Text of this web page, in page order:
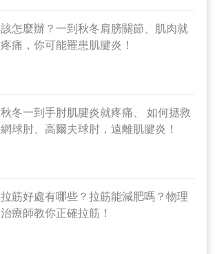
該怎麼辦？一到秋冬肩膀關節、肌肉就
疼痛，你可能罹患肌腱炎！
秋冬一到手肘肌腱炎就疼痛、 如何拯救
網球肘、高爾夫球肘，遠離肌腱炎！
拉筋好處有哪些？拉筋能減肥嗎？物理
治療師教你正確拉筋！